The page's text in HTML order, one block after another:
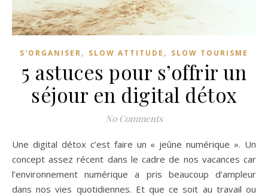
S'ORGANISER, SLOW ATTITUDE , SLOW TOURISME
5 astuces pour s’offrir un
séjour en digital détox
No Comments
Une digital détox c’est faire un « jeûne numérique ». Un
concept assez récent dans le cadre de nos vacances car
l’environnement numérique a pris beaucoup d’ampleur
dans nos vies quotidiennes. Et que ce soit au travail ou